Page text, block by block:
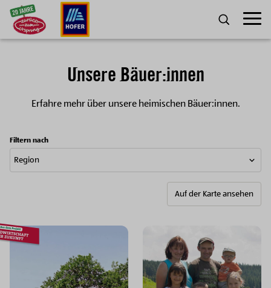
Zum Inhalt
SUCHE
Unsere Bäuer:innen
Erfahre mehr über unsere heimischen Bäuer:innen.
Filtern nach
Auf der Karte ansehen